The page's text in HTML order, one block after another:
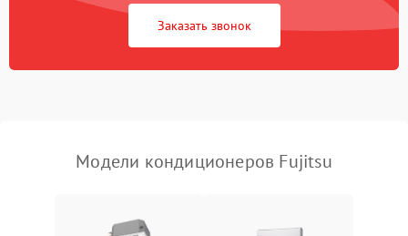
1000 ₽ Подробнее →
Заказать звонок
Модели кондиционеров Fujitsu